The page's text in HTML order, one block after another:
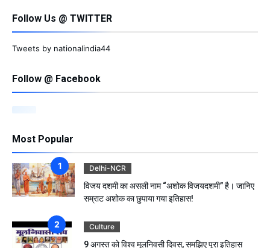
Follow Us @ TWITTER
Tweets by nationalindia44
Follow @ Facebook
Most Popular
Delhi-NCR
विजय दशमी का असली नाम “अशोक विजयदशमी” है। जानिए
सम्राट अशोक का छुपाया गया इतिहास!
Culture
9 अगस्त को विश्व मूलनिवसी दिवस, समझिए पूरा इतिहास